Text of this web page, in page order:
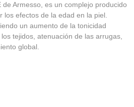
de Armesso, es un complejo producido
los efectos de la edad en la piel.
un aumento de la tonicidad
tejidos, atenuación de las arrugas,
global.